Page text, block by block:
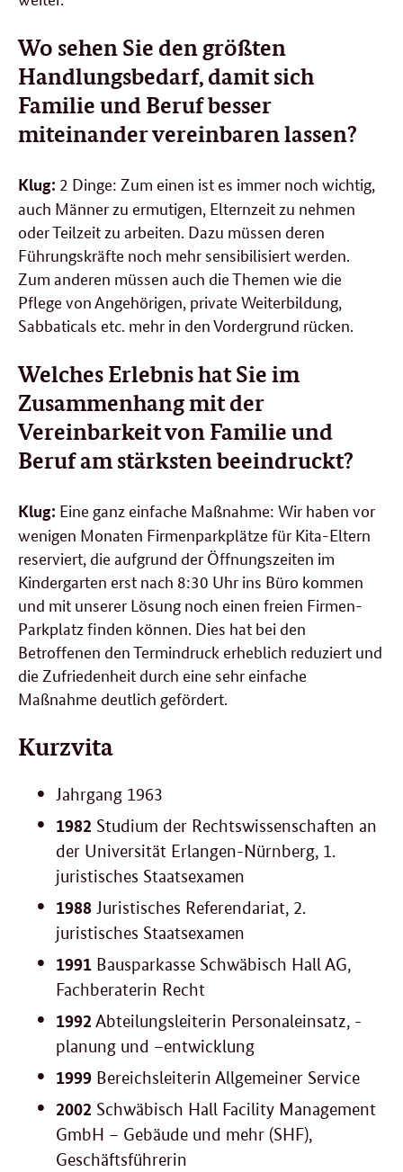
Wo sehen Sie den größten
Handlungsbedarf, damit sich
Familie und Beruf besser
miteinander vereinbaren lassen?
Klug: 2 Dinge: Zum einen ist es immer noch wichtig,
auch Männer zu ermutigen, Elternzeit zu nehmen
oder Teilzeit zu arbeiten. Dazu müssen deren
Führungskräfte noch mehr sensibilisiert werden.
Zum anderen müssen auch die Themen wie die
Pflege von Angehörigen, private Weiterbildung,
Sabbaticals etc. mehr in den Vordergrund rücken.
Welches Erlebnis hat Sie im
Zusammenhang mit der
Vereinbarkeit von Familie und
Beruf am stärksten beeindruckt?
Klug: Eine ganz einfache Maßnahme: Wir haben vor
wenigen Monaten Firmenparkplätze für Kita-Eltern
reserviert, die aufgrund der Öffnungszeiten im
Kindergarten erst nach 8:30 Uhr ins Büro kommen
und mit unserer Lösung noch einen freien Firmen-
Parkplatz finden können. Dies hat bei den
Betroffenen den Termindruck erheblich reduziert und
die Zufriedenheit durch eine sehr einfache
Maßnahme deutlich gefördert.
Kurzvita
Jahrgang 1963
1982 Studium der Rechtswissenschaften an
der Universität Erlangen-Nürnberg, 1.
juristisches Staatsexamen
1988 Juristisches Referendariat, 2.
juristisches Staatsexamen
1991 Bausparkasse Schwäbisch Hall AG,
Fachberaterin Recht
1992 Abteilungsleiterin Personaleinsatz, -
planung und –entwicklung
1999 Bereichsleiterin Allgemeiner Service
2002 Schwäbisch Hall Facility Management
GmbH – Gebäude und mehr (SHF),
Geschäftsführerin